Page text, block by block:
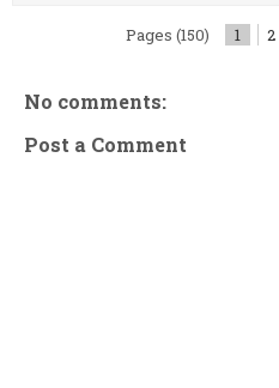
Pages (150) 1 2
No comments:
Post a Comment